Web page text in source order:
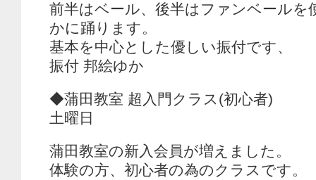
前半はベール、後半はファンベールを
かに踊ります。
基本を中心とした優しい振付です、
振付 邦絵ゆか
◆蒲田教室 超入門クラス(初心者)
土曜日
蒲田教室の新入会員が増えました。
体験の方、初心者の為のクラスです。